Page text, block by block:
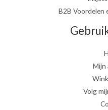
B2B
Mijn
Volg